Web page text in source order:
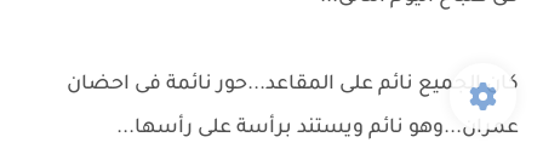
كان الجميع نائم على المقاعد...حور نائمة فى احضان
عمران...وهو نائم ويستند برأسة على رأسها...